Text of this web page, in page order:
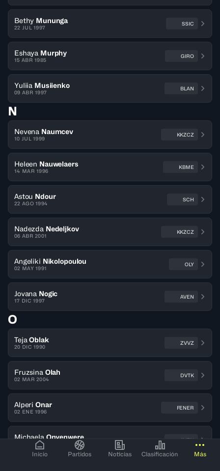
Inicio Partidos Noticias Clasificación Más
Bethy Mununga
22 JUL 1997
SSIC
Eshaya Murphy
15 ABR 1985
GIRO
Yuliia Musiienko
09 ABR 1997
BLAN
N
Nevena Naumcev
10 JUL 1999
KKZCZ
Heleen Nauwelaers
14 MAR 1996
KBME
Astou Ndour
22 AGO 1994
SCH
Nadezda Nedeljkov
06 ABR 2001
KKZCZ
Angeliki Nikolopoulou
02 MAY 1991
OLY
Jovana Nogic
17 DIC 1997
AVEN
O
Teja Oblak
20 DIC 1990
ZVVZ
Fruzsina Olah
02 MAR 2004
DVTK
Alperi Onar
02 ENE 1996
FENER
Michaela Onyenwere
10 AGO 1999
AVEN